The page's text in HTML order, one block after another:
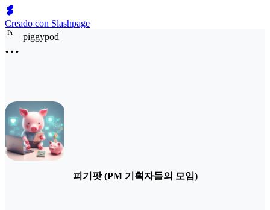
Creado con Slashpage
Pi piggypod
피기팟 (PM 기획자들의 모임)